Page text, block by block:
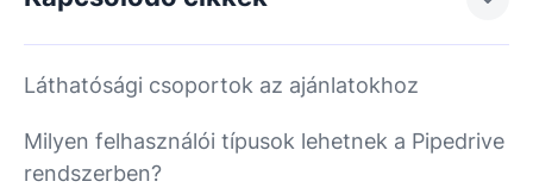
Láthatósági csoportok az ajánlatokhoz
Milyen felhasználói típusok lehetnek a Pipedrive
rendszerben?